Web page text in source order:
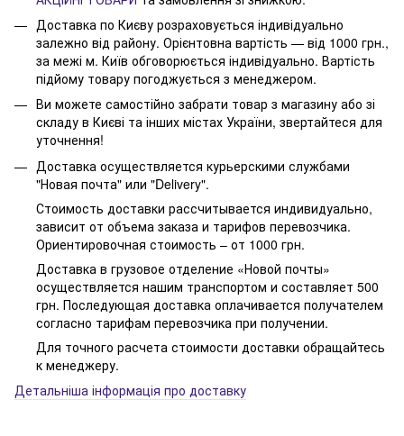
Доставка по Києву розраховується індивідуально
залежно від району. Орієнтовна вартість — від 1000 грн.,
за межі м. Київ обговорюється індивідуально. Вартість
підйому товару погоджується з менеджером.
Ви можете самостійно забрати товар з магазину або зі
складу в Києві та інших містах України, звертайтеся для
уточнення!
Доставка осуществляется курьерскими службами
"Новая почта" или "Delivery".
Стоимость доставки рассчитывается индивидуально,
зависит от объема заказа и тарифов перевозчика.
Ориентировочная стоимость – от 1000 грн.
Доставка в грузовое отделение «Новой почты»
осуществляется нашим транспортом и составляет 500
грн. Последующая доставка оплачивается получателем
согласно тарифам перевозчика при получении.
Для точного расчета стоимости доставки обращайтесь
к менеджеру.
Детальніша інформація про доставку